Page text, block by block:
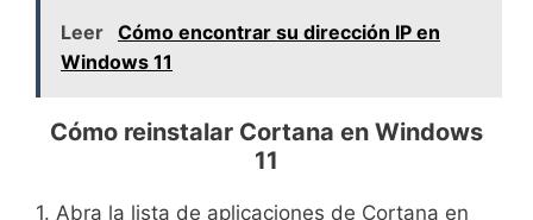
Leer Cómo encontrar su dirección IP en
Windows 11
Cómo reinstalar Cortana en Windows
11
1. Abra la lista de aplicaciones de Cortana en